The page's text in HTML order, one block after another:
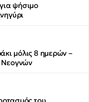
ψήσιμο
μόλις 8 ημερών –
του